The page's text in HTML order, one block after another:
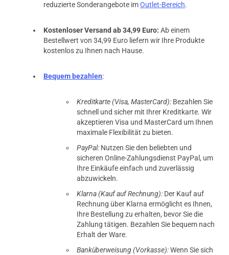
reduzierte Sonderangebote imOutlet-Bereich.
Kostenloser Versand ab 34,99 Euro: Ab einem
Bestellwert von 34,99 Euro liefern wir Ihre Produkte
kostenlos zu Ihnen nach Hause.
Bequem bezahlen:
Kreditkarte (Visa, MasterCard): Bezahlen Sie
schnell und sicher mit Ihrer Kreditkarte. Wir
akzeptieren Visa und MasterCard um Ihnen
maximale Flexibilität zu bieten.
PayPal: Nutzen Sie den beliebten und
sicheren Online-Zahlungsdienst PayPal, um
Ihre Einkäufe einfach und zuverlässig
abzuwickeln.
Klarna (Kauf auf Rechnung): Der Kauf auf
Rechnung über Klarna ermöglicht es Ihnen,
Ihre Bestellung zu erhalten, bevor Sie die
Zahlung tätigen. Bezahlen Sie bequem nach
Erhalt der Ware.
Banküberweisung (Vorkasse):Wenn Sie sich